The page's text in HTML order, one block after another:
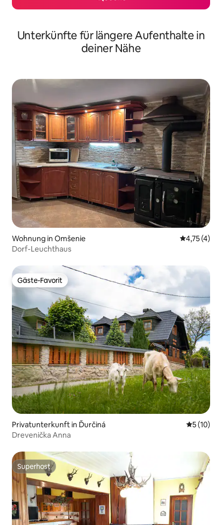
Unterkünfte für längere Aufenthalte in
deiner Nähe
Wohnung in Omšenie
4,75 (4)
Dorf-Leuchthaus
Gäste-Favorit
Gäste-Favorit
Privatunterkunft in Ďurčiná
5 (10)
Drevenička Anna
Superhost
Superhost